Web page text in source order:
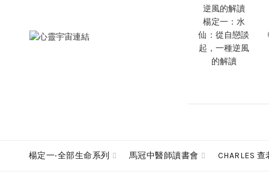
楊定一：水
仙：從自戀談
起，一種逆風
的解讀
楊定一‧全部生命系列 馬冠中醫師讀書會 CHARLES 查